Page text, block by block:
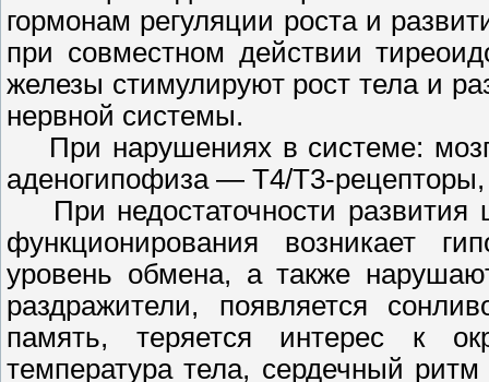
гормонам регуляции роста и
при совместном действии
железы стимулируют рост тела и
нервной системы.
При нарушениях в системе:
аденогипофиза — Т4/Т3-рецепторы,
При недостаточности развития
функционирования возникает
уровень обмена, а также
раздражители, появляется
память, теряется интерес к
температура тела, сердечный